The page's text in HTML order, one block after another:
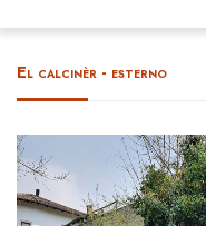
El calcinèr - esterno